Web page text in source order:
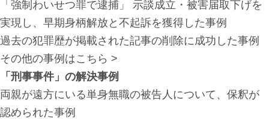
「強制わいせつ罪で逮捕」 示談成立・被害届取下げを
実現し、早期身柄解放と不起訴を獲得した事例
過去の犯罪歴が掲載された記事の削除に成功した事例
その他の事例はこちら >
「刑事事件」の解決事例
両親が遠方にいる単身無職の被告人について、保釈が
認められた事例